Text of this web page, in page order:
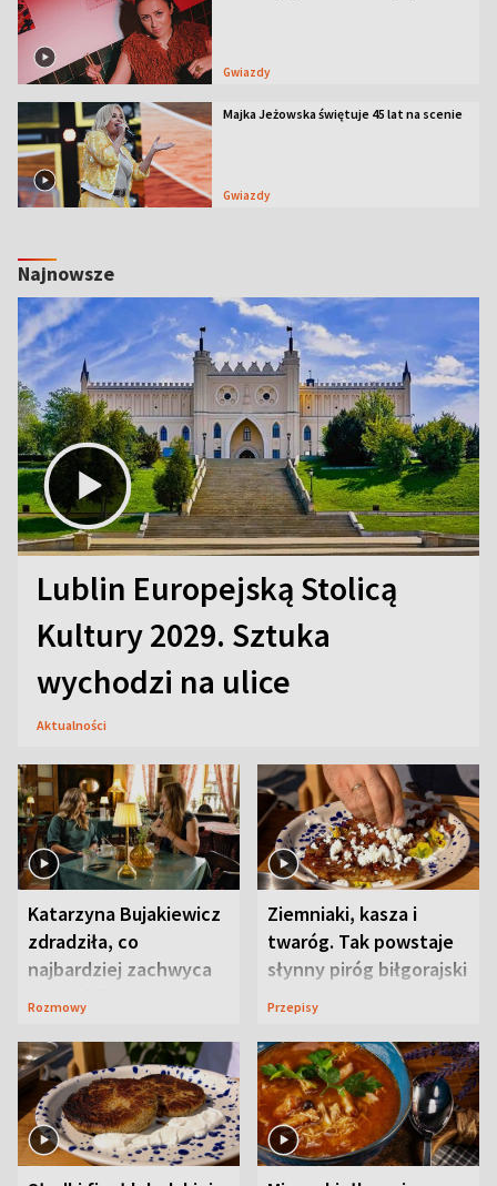
Gwiazdy
Majka Jeżowska świętuje 45 lat na scenie
Gwiazdy
Najnowsze
Lublin Europejską Stolicą
Kultury 2029. Sztuka
wychodzi na ulice
Aktualności
Katarzyna Bujakiewicz
zdradziła, co
najbardziej zachwyca
ją w Lublinie
Rozmowy
Ziemniaki, kasza i
twaróg. Tak powstaje
słynny piróg biłgorajski
Przepisy